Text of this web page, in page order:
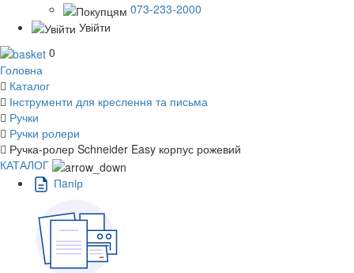
073-233-2000
Увійти
0
Головна
Каталог
Інструменти для креслення та письма
Ручки
Ручки ролери
Ручка-ролер Schneider Easy корпус рожевий
КАТАЛОГ
Пaпiр